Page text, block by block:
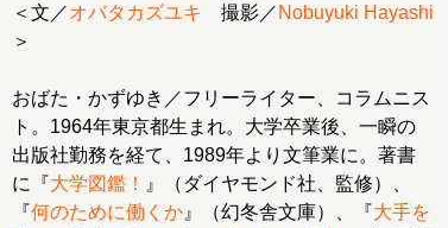
＜文／オバタカズユキ 撮影／ Nobuyuki Hayashi
＞
おばた・かずゆき／フリーライター、コラムニス
ト。1964年東京都生まれ。大学卒業後、一瞬の
出版社勤務を経て、1989年より文筆業に。著書
に『大学図鑑！
』（ダイヤモンド社、監修）、
『何のために働くか 』（幻冬舎文庫）、『大手を